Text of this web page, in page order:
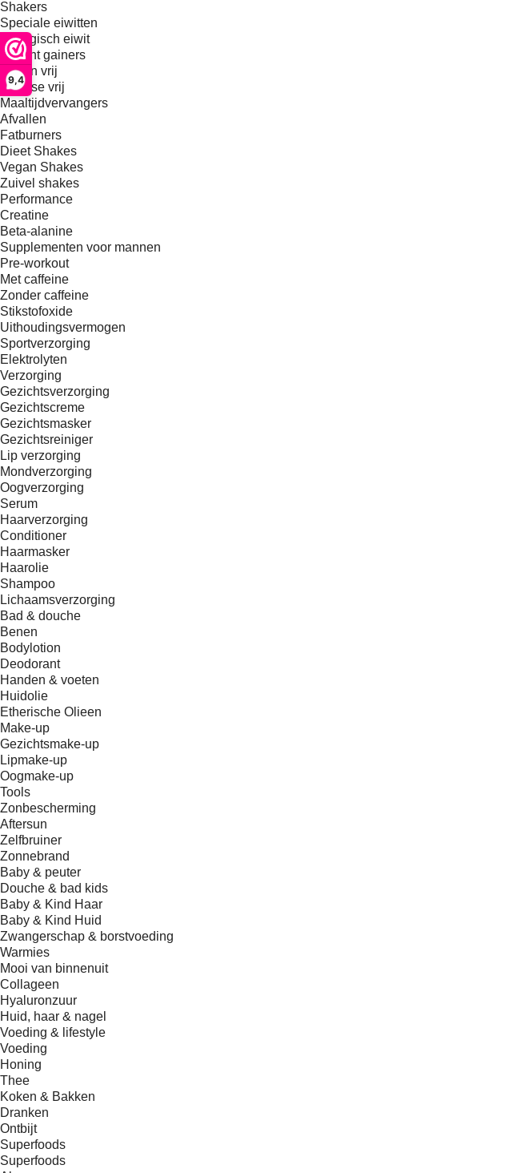
9,4
Shakers
Speciale eiwitten
Biologisch eiwit
Weight gainers
Gluten vrij
Lactose vrij
Maaltijdvervangers
Afvallen
Fatburners
Dieet Shakes
Vegan Shakes
Zuivel shakes
Performance
Creatine
Beta-alanine
Supplementen voor mannen
Pre-workout
Met caffeine
Zonder caffeine
Stikstofoxide
Uithoudingsvermogen
Sportverzorging
Elektrolyten
Verzorging
Gezichtsverzorging
Gezichtscreme
Gezichtsmasker
Gezichtsreiniger
Lip verzorging
Mondverzorging
Oogverzorging
Serum
Haarverzorging
Conditioner
Haarmasker
Haarolie
Shampoo
Lichaamsverzorging
Bad & douche
Benen
Bodylotion
Deodorant
Handen & voeten
Huidolie
Etherische Olieen
Make-up
Gezichtsmake-up
Lipmake-up
Oogmake-up
Tools
Zonbescherming
Aftersun
Zelfbruiner
Zonnebrand
Baby & peuter
Douche & bad kids
Baby & Kind Haar
Baby & Kind Huid
Zwangerschap & borstvoeding
Warmies
Mooi van binnenuit
Collageen
Hyaluronzuur
Huid, haar & nagel
Voeding & lifestyle
Voeding
Honing
Thee
Koken & Bakken
Dranken
Ontbijt
Superfoods
Superfoods